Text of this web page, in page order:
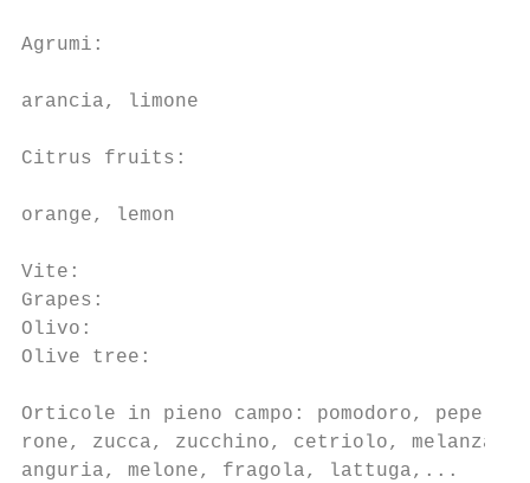
Agrumi:
arancia, limone
Citrus fruits:
orange, lemon
Vite:
Grapes:
Olivo:
Olive tree:
Orticole in pieno campo: pomodoro, pepe-
rone, zucca, zucchino, cetriolo,
anguria, melone, fragola, lattuga,...